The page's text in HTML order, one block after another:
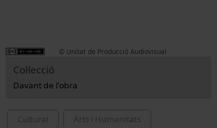
© Unitat de Producció Audiovisual
Col·lecció
Davant de l'obra
Cultural
Arts i Humanitats